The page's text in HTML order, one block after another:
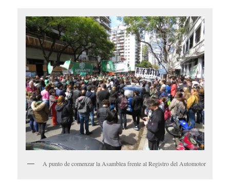
A punto de comenzar la Asamblea frente al Registro del Automotor